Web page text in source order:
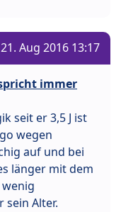
21. Aug 2016 13:17
immer
seit er 3,5 J ist
wegen
auf und bei
länger mit dem
Alter.